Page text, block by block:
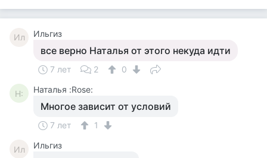
Ил Ильгиз
все верно Наталья от этого некуда идти
7 лет 2 0
Н: Наталья :Rose:
Многое зависит от условий
7 лет 1
Ил Ильгиз